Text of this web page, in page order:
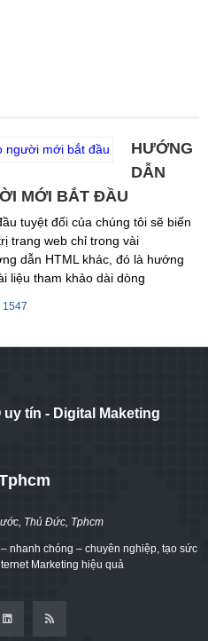
HƯỚNG
DẪN
MỚI BẮT ĐẦU
tuyệt đối của chúng tôi sẽ biến
trang web chỉ trong vài
dẫn HTML khác, đó là hướng
liệu tham khảo dài dòng
1547
tín - Digital Maketing
Thủ Đức, Tphcm
nhanh chóng – chuyên nghiệp, tạo sức
Marketing hiệu quả